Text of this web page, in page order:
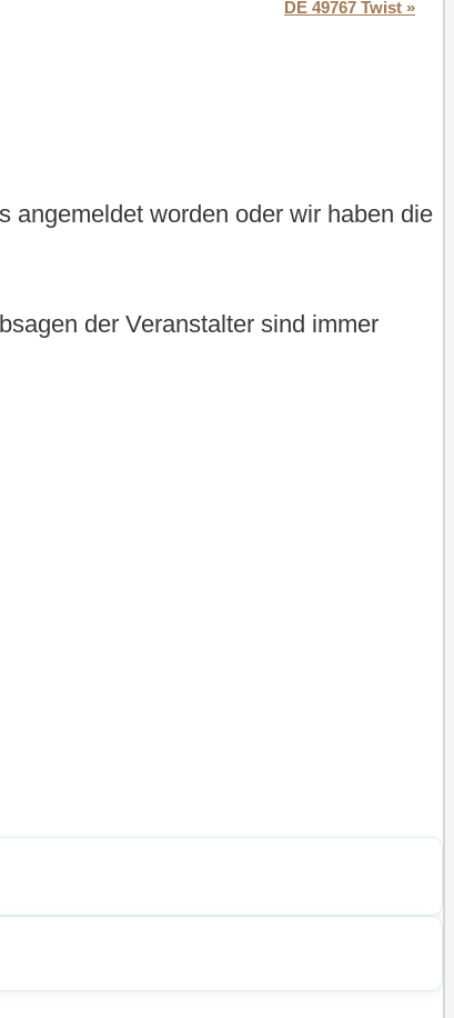
DE 49767 Twist »
angemeldet worden oder wir haben die
der Veranstalter sind immer